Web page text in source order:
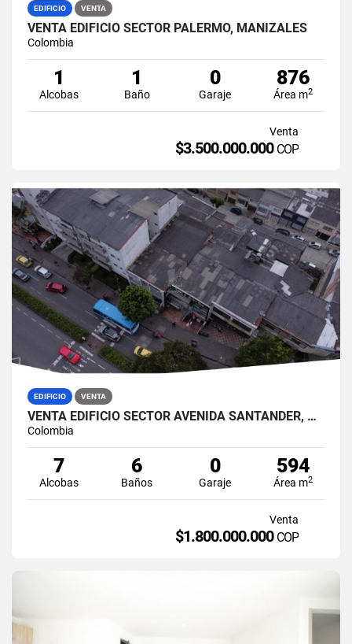
EDIFICIO VENTA
VENTA EDIFICIO SECTOR PALERMO, MANIZALES
Colombia
1
Alcobas
1
Baño
0
Garaje
876
Área m2
Venta
$3.500.000.000 COP
EDIFICIO VENTA
VENTA EDIFICIO SECTOR AVENIDA SANTANDER, MANIZALES
Colombia
7
Alcobas
6
Baños
0
Garaje
594
Área m2
Venta
$1.800.000.000 COP